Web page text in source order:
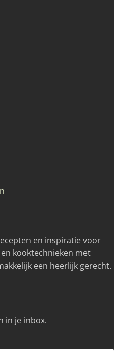
en inspiratie voor
kooktechnieken met
een heerlijk gerecht.
in je inbox.